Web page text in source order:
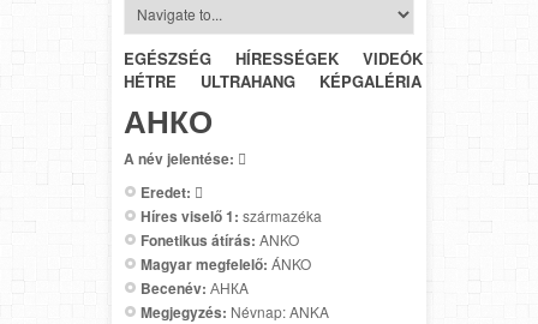
EGÉSZSÉG HÍRESSÉGEK VIDEÓK
HÉTRŐL-
HÉTRE
ULTRAHANG KÉPGALÉRIA
АНКО
A név jelentése: 
Eredet: 
Híres viselő 1: származéka
Fonetikus átírás: ANKO
Magyar megfelelő: ÁNKO
Becenév: АНКA
Megjegyzés: Névnap: ANKA